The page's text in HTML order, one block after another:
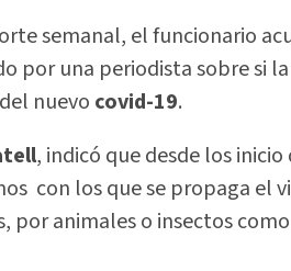
semanal, el funcionario
por una periodista sobre si
nuevo covid-19.
, indicó que desde los
con los que se propaga el
por animales o insectos